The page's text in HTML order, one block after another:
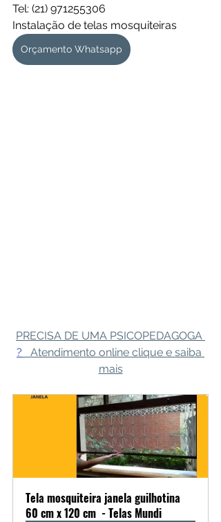
Tel: (21) 971255306
Instalação de telas mosquiteiras
Orçamento Whatsapp
PRECISA DE UMA PSICOPEDAGOGA
?
   Atendimento online clique e saiba
mais
Tela mosquiteira janela guilhotina
60 cm x 120 cm  - Telas Mundi